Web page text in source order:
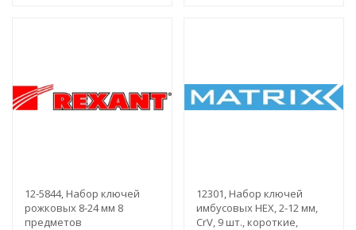
12-5844, Набор ключей
рожковых 8-24 мм 8
предметов
12301, Набор ключей
имбусовых HEX, 2-12 мм,
CrV, 9 шт., короткие,